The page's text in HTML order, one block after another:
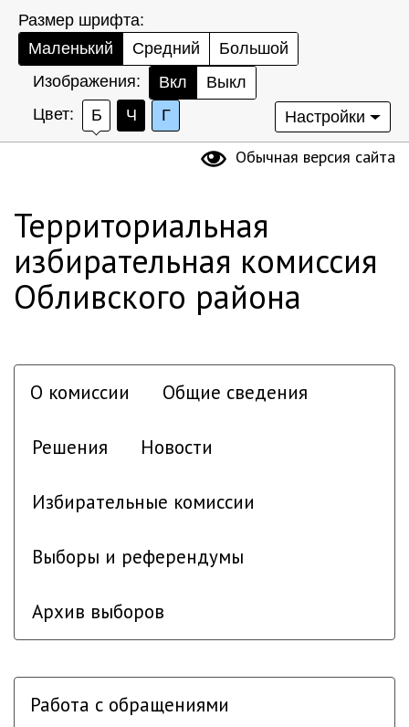
Размер шрифта:
Маленький
Средний
Большой
Изображения:
Вкл
Выкл
Цвет:
Б Ч Г Настройки
Обычная версия сайта
Территориальная
избирательная комиссия
Обливского района
О комиссии Общие сведения
Решения Новости
Избирательные комиссии
Выборы и референдумы
Архив выборов
Работа с обращениями